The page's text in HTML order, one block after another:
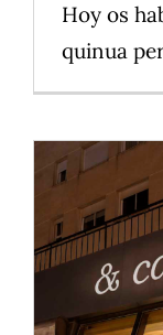
Hoy os
quinua